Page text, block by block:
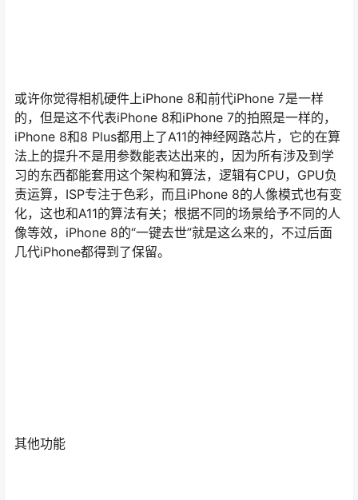
或许你觉得相机硬件上iPhone 8和前代iPhone 7是一样
的，但是这不代表iPhone 8和iPhone 7的拍照是一样的，
iPhone 8和8 Plus都用上了A11的神经网路芯片，它的在算
法上的提升不是用参数能表达出来的，因为所有涉及到学
习的东西都能套用这个架构和算法，逻辑有CPU，GPU负
责运算，ISP专注于色彩，而且iPhone 8的人像模式也有变
化，这也和A11的算法有关；根据不同的场景给予不同的人
像等效，iPhone 8的“一键去世”就是这么来的，不过后面
几代iPhone都得到了保留。
其他功能